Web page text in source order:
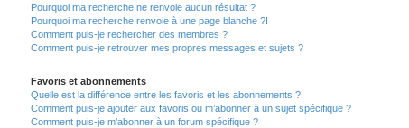
Pourquoi ma recherche ne renvoie aucun résultat ?
Pourquoi ma recherche renvoie à une page blanche ?!
Comment puis-je rechercher des membres ?
Comment puis-je retrouver mes propres messages et sujets ?
Favoris et abonnements
Quelle est la différence entre les favoris et les abonnements ?
Comment puis-je ajouter aux favoris ou m’abonner à un sujet spécifique ?
Comment puis-je m’abonner à un forum spécifique ?